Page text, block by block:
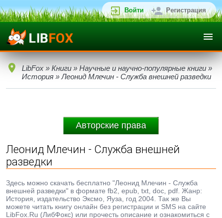
Войти Регистрация
LibFox » Книги » Научные и научно-популярные книги »
История » Леонид Млечин - Служба внешней разведки
Авторские права
Леонид Млечин - Служба внешней
разведки
Здесь можно скачать бесплатно "Леонид Млечин - Служба
внешней разведки" в формате fb2, epub, txt, doc, pdf. Жанр:
История, издательство Эксмо, Яуза, год 2004. Так же Вы
можете читать книгу онлайн без регистрации и SMS на сайте
LibFox.Ru (ЛибФокс) или прочесть описание и ознакомиться с